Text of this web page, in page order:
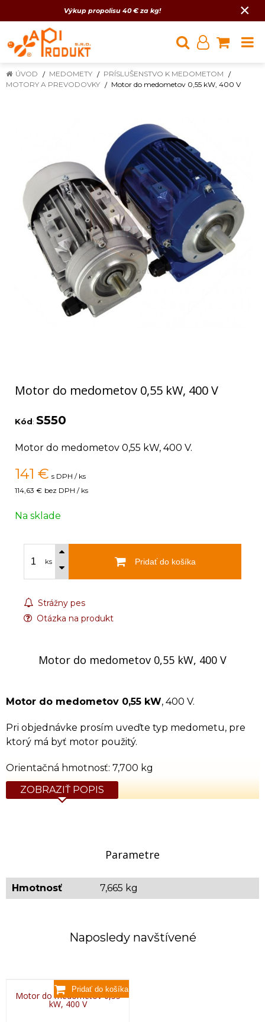
Výkup propolisu 40 € za kg! ×
ÚVOD MEDOMETY
PRÍSLUŠENSTVO K MEDOMETOM
MOTORY A PREVODOVKY
Motor do medometov 0,55 kW, 400 V
Motor do medometov 0,55 kW, 400 V
Kód: S550
Motor do medometov 0,55 kW, 400 V.
141 € s DPH / ks
114,63 € bez DPH / ks
Na sklade
ks Pridať do košíka
Strážny pes
Otázka na produkt
Motor do medometov 0,55 kW, 400 V
Motor do medometov 0,55 kW, 400 V.
Pri objednávke prosím uveďte typ medometu, pre
ktorý má byť motor použitý.
Orientačná hmotnosť: 7,700 kg
ZOBRAZIŤ POPIS
Parametre
Hmotnosť 7,665 kg
Naposledy navštívené
Motor do medometov 0,55
kW, 400 V